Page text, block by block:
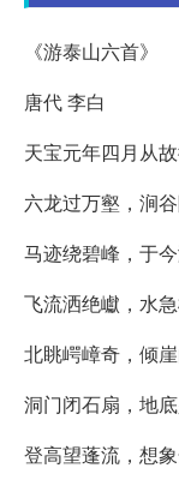
《游泰山六首》
唐代 李白
天宝元年四月从
六龙过万壑，涧谷
马迹绕碧峰，于今
飞流洒绝巘，水急
北眺崿嶂奇，倾崖
洞门闭石扇，地底
登高望蓬流，想象